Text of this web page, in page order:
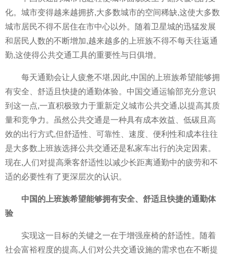
化。城市变得越来越拥挤,大多数城市的空间稀缺,这使大多数
城市居民不得不居住在市中心以外。随着卫星城的迅猛发展
和居民人数的不断增加,越来越多的上班族不得不每天往返通
勤,这使得公共交通工具的重要性与日俱增。
每天通勤会让人疲惫不堪,因此,中国的上班族希望能够拥
有安全、舒适且快捷的通勤体验。中国交通运输部充分意识
到这一点,一直积极致力于重新定义城市公共交通,以提高其质
量和竞争力。虽然公共交通是一种具有成本效益、低碳且高
效的出行方式,但舒适性、可靠性、速度、便利性和成本往往
是大多数上班族选择公共交通还是私家车出行的决定因素。
现在,人们对提高乘客舒适性以减少长距离通勤中的疲劳和不
适的必要性有了更深层次的认识。
中国的上班族希望能够拥有安全、舒适且快捷的通勤体
验
实现这一目标的关键之一在于增强座椅的舒适性。随着
社会富裕程度的提高,人们对公共交通设施的需求也在不断提